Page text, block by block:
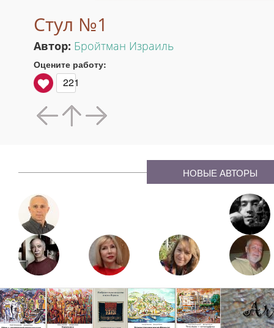
Стул №1
Автор: Бройтман Израиль
Оцените работу:
221
НОВЫЕ АВТОРЫ